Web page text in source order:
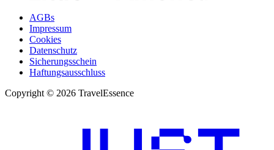
AGBs
Impressum
Cookies
Datenschutz
Sicherungsschein
Haftungsausschluss
Copyright © 2026 TravelEssence